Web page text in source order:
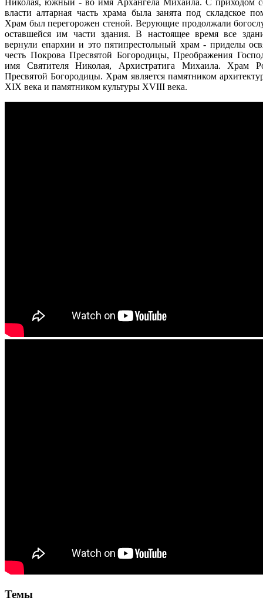
власти алтарная часть храма была занята под складское
Храм был перегорожен стеной. Верующие продолжали
оставшейся им части здания. В настоящее время все
вернули епархии и это пятипрестольный храм - приделы
честь Покрова Пресвятой Богородицы, Преображения
имя Святителя Николая, Архистратига Михаила. Храм
Пресвятой Богородицы. Храм является памятником
XIX века и памятником культуры XVIII века.
Темы